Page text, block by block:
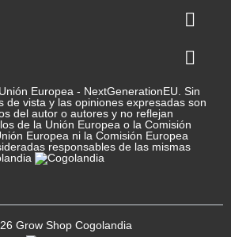


Europea - NextGenerationEU. Sin
de vista y las opiniones expresadas son
del autor o autores y no reflejan
de la Unión Europea o la Comisión
Europea ni la Comisión Europea
responsables de las mismas
Grow Shop Cogolandia